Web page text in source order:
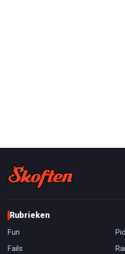
Rubrieken
Fun
Fails